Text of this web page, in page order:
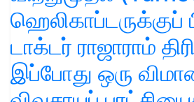
ஹெலிகாப்டருக்குப்
டாக்டர் ராஜாராம்
இப்போது ஒரு